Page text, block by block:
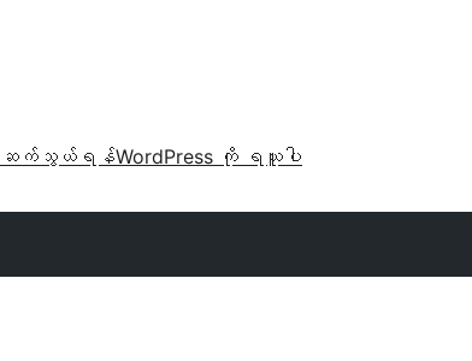
ဆက်သွယ်ရန်WordPress ကို ရယူပါ